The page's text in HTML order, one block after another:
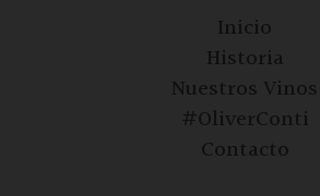
Inicio
Historia
Nuestros Vinos
#OliverConti
Contacto